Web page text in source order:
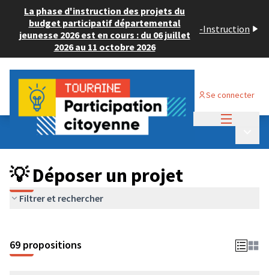
La phase d'instruction des projets du
budget participatif départemental
jeunesse 2026 est en cours : du 06 juillet
2026 au 11 octobre 2026
-Instruction
Se connecter
Budget Participatif ADULTE 2024
💡 Déposer un projet
💡 Déposer un projet
Filtrer et rechercher
69 propositions